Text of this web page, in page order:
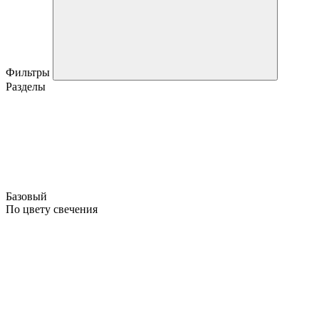
Фильтры
Разделы
Базовый
По цвету свечения